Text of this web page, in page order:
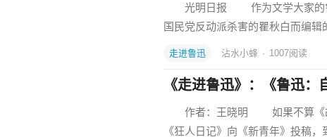
光明日报 作为文学大家的鲁迅
国民党反动派杀害的瞿秋白而编
走进鲁迅 沾水小蜂 · 1007阅读
《走进鲁迅》：《鲁迅：
作者：王晓明 如果不算《故事
《狂人日记》向《新青年》投稿